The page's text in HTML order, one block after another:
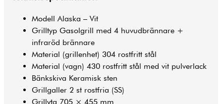
Modell Alaska – Vit
Grilltyp Gasolgrill med 4 huvudbrännare +
infraröd brännare
Material (grillenhet) 304 rostfritt stål
Material (vagn) 430 rostfritt stål med vit pulverlack
Bänkskiva Keramisk sten
Grillgaller 2 st rostfria (SS)
Grillyta 705 × 455 mm